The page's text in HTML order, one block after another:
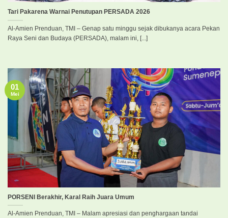
Tari Pakarena Warnai Penutupan PERSADA 2026
Al-Amien Prenduan, TMI – Genap satu minggu sejak dibukanya acara Pekan
Raya Seni dan Budaya (PERSADA), malam ini, [...]
PORSENI Berakhir, Karal Raih Juara Umum
Al-Amien Prenduan, TMI – Malam apresiasi dan penghargaan tandai
01
Mei